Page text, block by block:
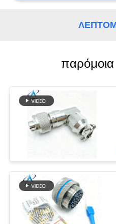
ΠΟΛΙΤΙΚΉ
ΜΥΣΤΙΚΌΤΗΤΑΣ
παρόμοια